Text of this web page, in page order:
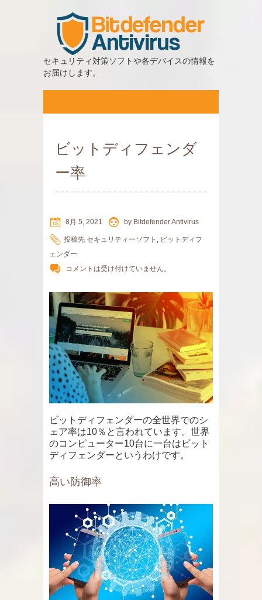
セキュリティ対策ソフトや各デバイスの情報を
お届けします。
ビットディフェンダ
ー率
8月 5, 2021 by Bitdefender Antivirus
投稿先 セキュリティーソフト , ビットディフ
ェンダー
コメントは受け付けていません。
ビットディフェンダーの全世界でのシ
ェア率は10％と言われています。世界
のコンピューター10台に一台はビット
ディフェンダーというわけです。
高い防御率